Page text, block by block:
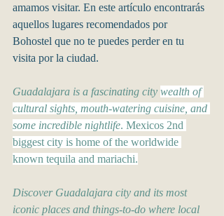
amamos visitar. En este artículo encontrarás
aquellos lugares recomendados por
Bohostel que no te puedes perder en tu
visita por la ciudad.
Guadalajara is a fascinating city wealth of
cultural sights, mouth-watering cuisine, and
some incredible nightlife. Mexicos 2nd
biggest city is home of the worldwide
known tequila and mariachi.
Discover Guadalajara city and its most
iconic places and things-to-do where local